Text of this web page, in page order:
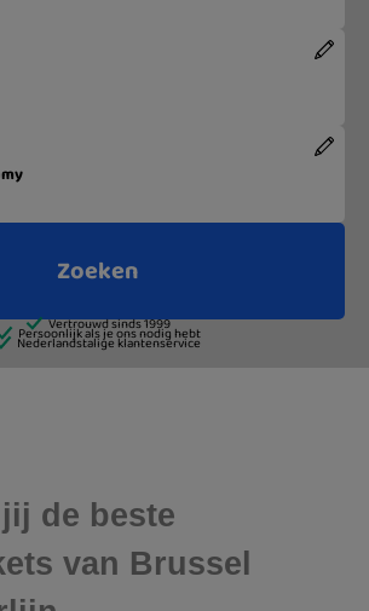
de beste
van Brussel